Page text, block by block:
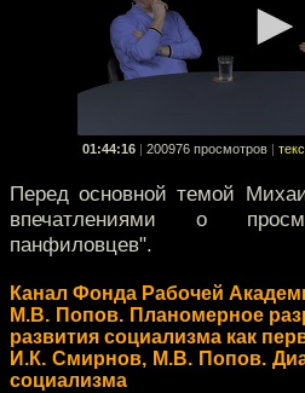
01:44:16 200976 просмотров
Перед основной темой
впечатлениями о
панфиловцев".
Канал Фонда Рабочей
М.В. Попов. Планомерное
развития социализма как
И.К. Смирнов, М.В. Попов.
социализма